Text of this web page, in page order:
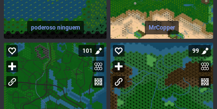
poderoso ninguem MrCopper
101 99